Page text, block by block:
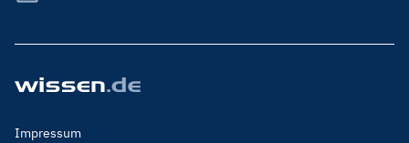
Footer
Impressum